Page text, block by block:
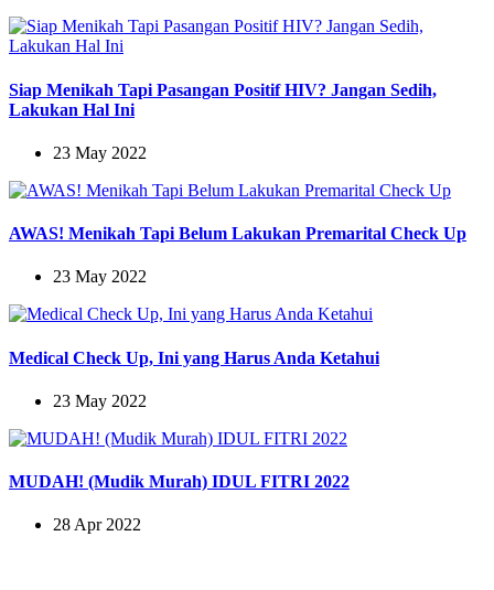
Siap Menikah Tapi Pasangan Positif HIV? Jangan Sedih,
Lakukan Hal Ini
23 May 2022
AWAS! Menikah Tapi Belum Lakukan Premarital Check Up
23 May 2022
Medical Check Up, Ini yang Harus Anda Ketahui
23 May 2022
MUDAH! (Mudik Murah) IDUL FITRI 2022
28 Apr 2022